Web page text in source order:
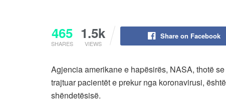
465
SHARES
1.5k
VIEWS
Share on Facebook
Agjencia amerikane e hapësirës, NASA, thotë
trajtuar pacientët e prekur nga koronavirusi,
shëndetësisë.